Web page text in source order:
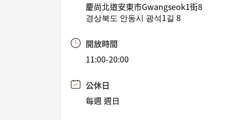
慶尚北道安東市Gwangseok1街8
경상북도 안동시 광석1길 8
開放時間
11:00-20:00
公休日
每週 週日